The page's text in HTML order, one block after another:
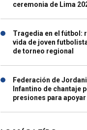
ceremonia de Lima
Tragedia en el fútbol:
vida de joven
de torneo regional
Federación de
Infantino de chantaje
presiones para